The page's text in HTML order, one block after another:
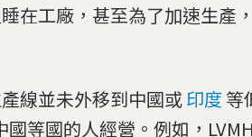
在工廠，甚至為了加速生產
線並未外移到中國或印度 等
國等國的人經營。例如，